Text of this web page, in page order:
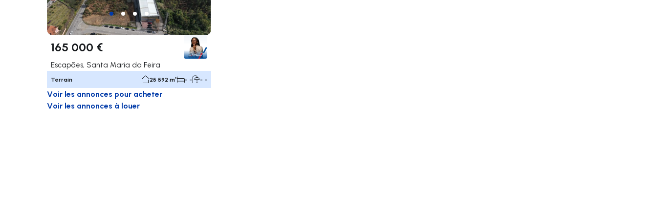
165 000 €
Escapães, Santa Maria da Feira
Terrain 25 592 m² - - - -
Voir les annonces pour acheter
Voir les annonces à louer